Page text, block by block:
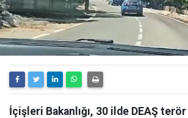
İçişleri Bakanlığı, 30 ilde DEAŞ